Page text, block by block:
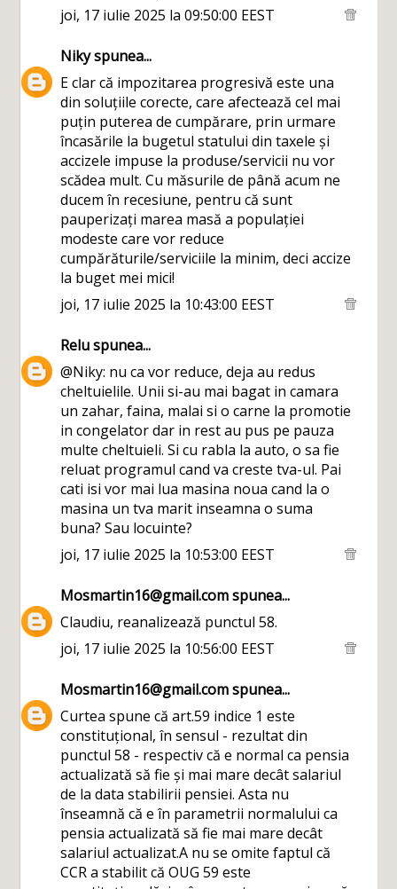
joi, 17 iulie 2025 la 09:50:00 EEST
Nikyspunea...
E clar că impozitarea progresivă este una
din soluțiile corecte, care afectează cel mai
puțin puterea de cumpărare, prin urmare
încasările la bugetul statului din taxele și
accizele impuse la produse/servicii nu vor
scădea mult. Cu măsurile de până acum ne
ducem în recesiune, pentru că sunt
pauperizați marea masă a populației
modeste care vor reduce
cumpărăturile/serviciile la minim, deci accize
la buget mei mici!
joi, 17 iulie 2025 la 10:43:00 EEST
Reluspunea...
@Niky: nu ca vor reduce, deja au redus
cheltuielile. Unii si-au mai bagat in camara
un zahar, faina, malai si o carne la promotie
in congelator dar in rest au pus pe pauza
multe cheltuieli. Si cu rabla la auto, o sa fie
reluat programul cand va creste tva-ul. Pai
cati isi vor mai lua masina noua cand la o
masina un tva marit inseamna o suma
buna? Sau locuinte?
joi, 17 iulie 2025 la 10:53:00 EEST
Mosmartin16@gmail.comspunea...
Claudiu, reanalizează punctul 58.
joi, 17 iulie 2025 la 10:56:00 EEST
Mosmartin16@gmail.comspunea...
Curtea spune că art.59 indice 1 este
constituțional, în sensul - rezultat din
punctul 58 - respectiv că e normal ca pensia
actualizată să fie și mai mare decât salariul
de la data stabilirii pensiei. Asta nu
înseamnă că e în parametrii normalului ca
pensia actualizată să fie mai mare decât
salariul actualizat.A nu se omite faptul că
CCR a stabilit că OUG 59 este